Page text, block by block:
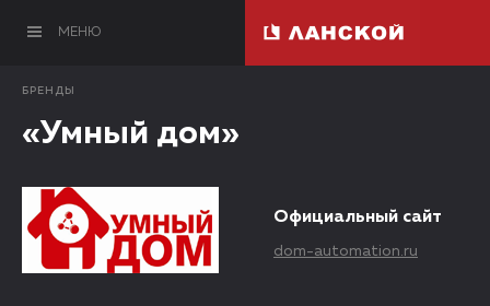
МЕНЮ
БРЕНДЫ
«Умный дом»
Официальный сайт
dom-automation.ru